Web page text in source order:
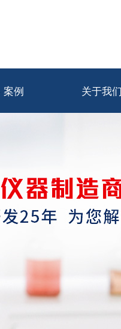
案例 关于我们